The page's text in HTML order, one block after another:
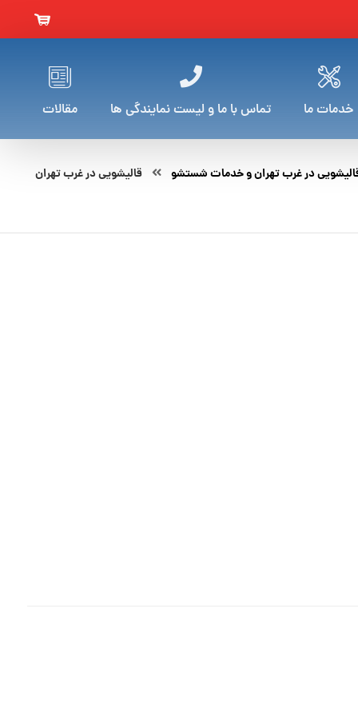
خدمات ما تماس با ما و لیست نمایندگی ها مقالات
در غرب تهران و خدمات شستشو قالیشویی در غرب تهران